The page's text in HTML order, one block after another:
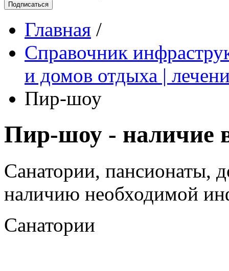
Подписаться
Главная /
Справочник
и домов отдыха |
Пир-шоу
Пир-шоу - наличие
Санатории, пансионаты,
наличию необходимой
Санатории